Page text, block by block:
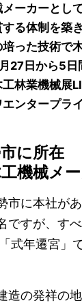
ーカーとし
る体制を築
った技術で
27日から5日
林業機械展
ンタープラ
に所在
機械メ
市に本社が
ですが、す
式年遷宮」
造の発祥の